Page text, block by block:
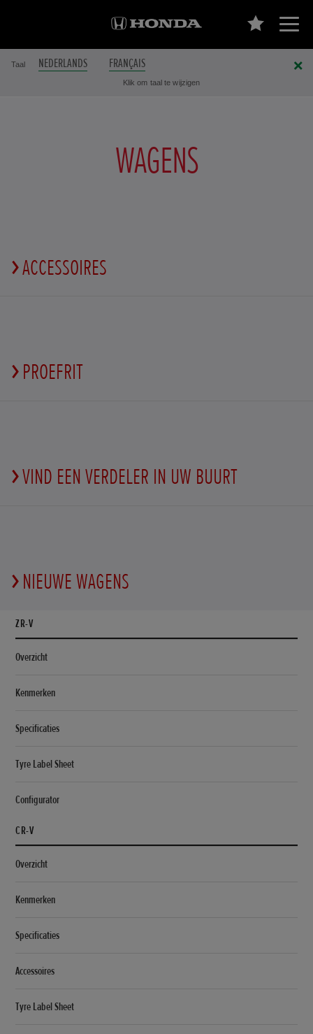
Taal NEDERLANDS FRANÇAIS
Klik om taal te wijzigen
WAGENS
ACCESSOIRES
PROEFRIT
VIND EEN VERDELER IN UW BUURT
NIEUWE WAGENS
ZR-V
Overzicht
Kenmerken
Specificaties
Tyre Label Sheet
Configurator
CR-V
Overzicht
Kenmerken
Specificaties
Accessoires
Tyre Label Sheet